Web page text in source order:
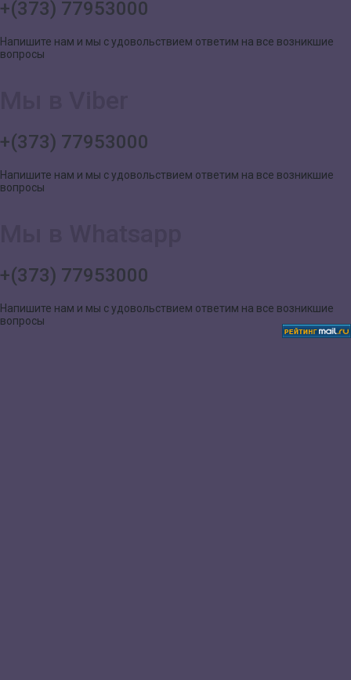
+(373) 77953000
Напишите нам и мы с удовольствием ответим на все возникшие
вопросы
+(373) 77953000
Напишите нам и мы с удовольствием ответим на все возникшие
вопросы
+(373) 77953000
Напишите нам и мы с удовольствием ответим на все возникшие
вопросы